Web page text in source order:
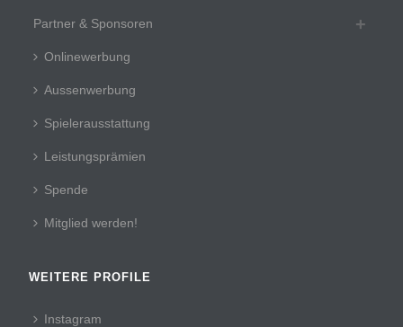
Partner & Sponsoren
Onlinewerbung
Aussenwerbung
Spielerausstattung
Leistungsprämien
Spende
Mitglied werden!
WEITERE PROFILE
Instagram